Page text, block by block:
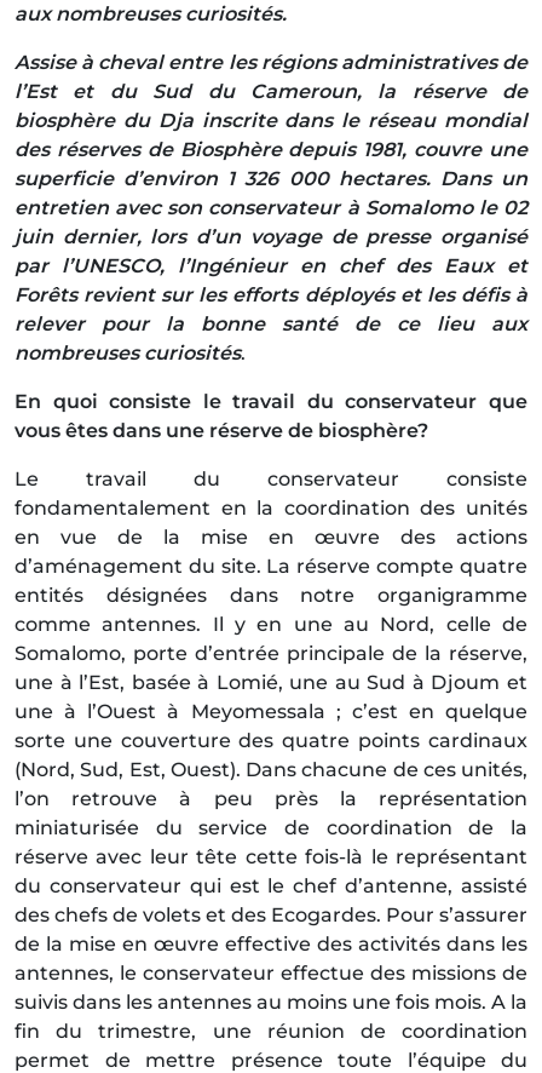
aux nombreuses curiosités.
Assise à cheval entre les régions administratives de
l’Est et du Sud du Cameroun, la réserve de
biosphère du Dja inscrite dans le réseau mondial
des réserves de Biosphère depuis 1981, couvre une
superficie d’environ 1 326 000 hectares. Dans un
entretien avec son conservateur à Somalomo le 02
juin dernier, lors d’un voyage de presse organisé
par l’UNESCO, l’Ingénieur en chef des Eaux et
Forêts revient sur les efforts déployés et les défis à
relever pour la bonne santé de ce lieu aux
nombreuses curiosités.
En quoi consiste le travail du conservateur que
vous êtes dans une réserve de biosphère?
Le travail du conservateur consiste
fondamentalement en la coordination des unités
en vue de la mise en œuvre des actions
d’aménagement du site. La réserve compte quatre
entités désignées dans notre organigramme
comme antennes. Il y en une au Nord, celle de
Somalomo, porte d’entrée principale de la réserve,
une à l’Est, basée à Lomié, une au Sud à Djoum et
une à l’Ouest à Meyomessala ; c’est en quelque
sorte une couverture des quatre points cardinaux
(Nord, Sud, Est, Ouest). Dans chacune de ces unités,
l’on retrouve à peu près la représentation
miniaturisée du service de coordination de la
réserve avec leur tête cette fois-là le représentant
du conservateur qui est le chef d’antenne, assisté
des chefs de volets et des Ecogardes. Pour s’assurer
de la mise en œuvre effective des activités dans les
antennes, le conservateur effectue des missions de
suivis dans les antennes au moins une fois mois. A la
fin du trimestre, une réunion de coordination
permet de mettre présence toute l’équipe du